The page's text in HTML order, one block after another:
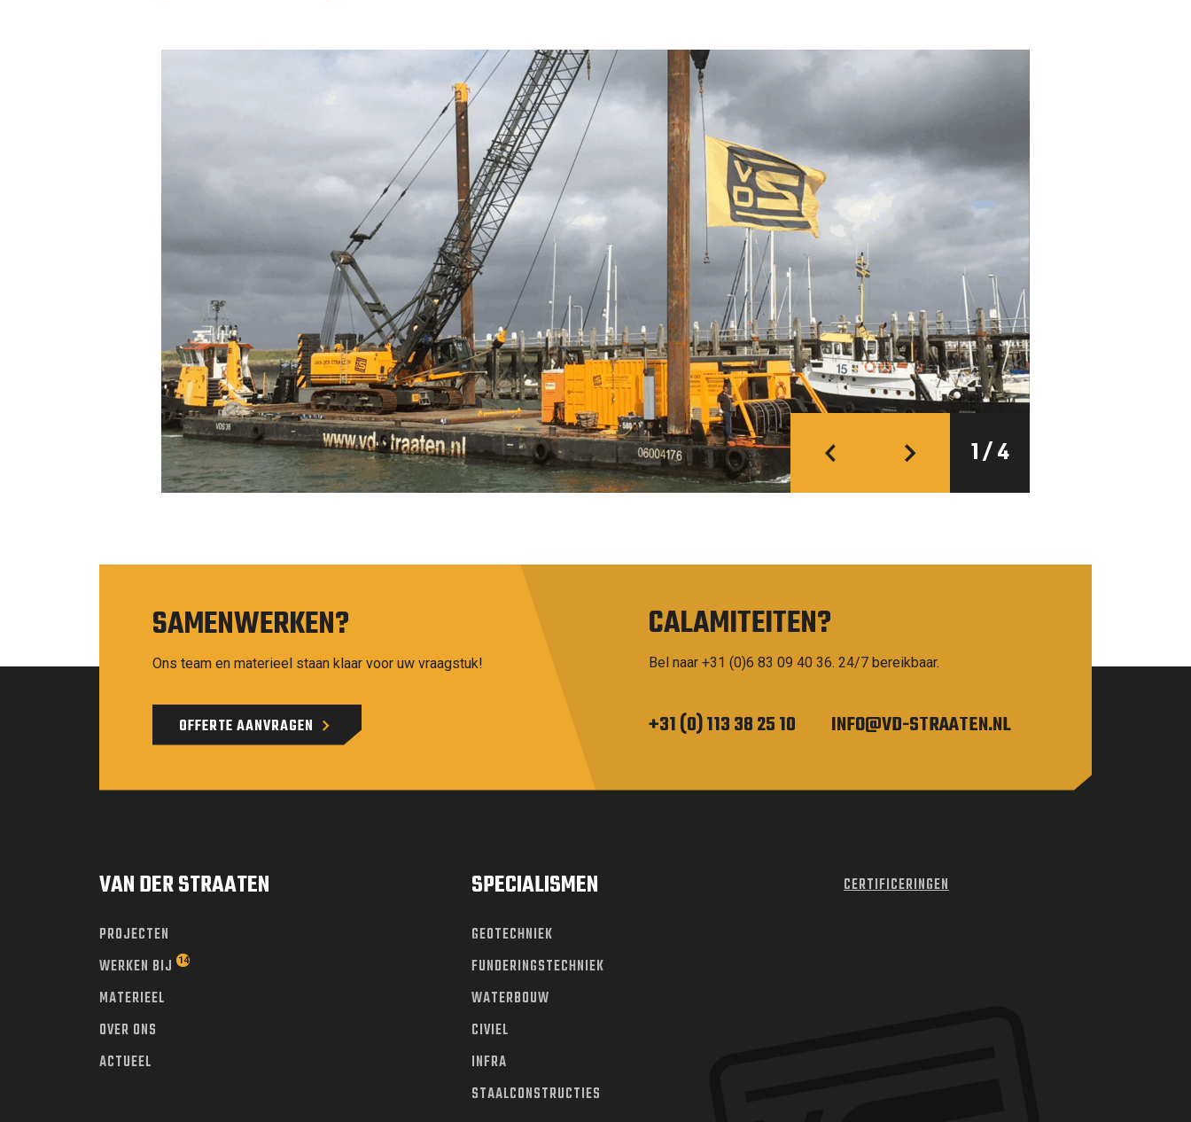
1/4
SAMENWERKEN?
Ons team en materieel staan klaar voor uw vraagstuk!
OFFERTE AANVRAGEN
CALAMITEITEN?
Bel naar +31 (0)6 83 09 40 36. 24/7 bereikbaar.
+31 (0) 113 38 25 10 INFO@VD-STRAATEN.NL
VAN DER STRAATEN
PROJECTEN
WERKEN BIJ
MATERIEEL
OVER ONS
ACTUEEL
SPECIALISMEN
GEOTECHNIEK
FUNDERINGSTECHNIEK
WATERBOUW
CIVIEL
INFRA
STAALCONSTRUCTIES
CERTIFICERINGEN